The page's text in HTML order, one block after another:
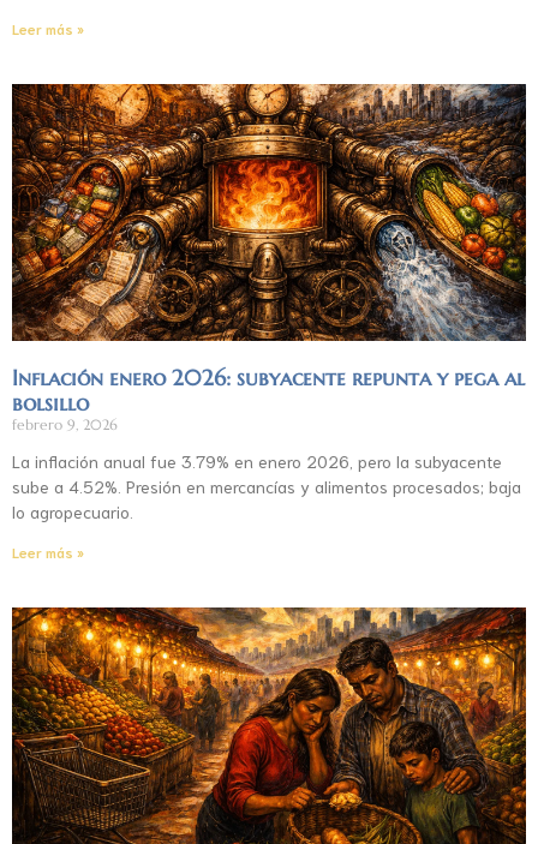
Leer más »
Inflación enero 2026: subyacente repunta y pega al
bolsillo
febrero 9, 2026
La inflación anual fue 3.79% en enero 2026, pero la subyacente
sube a 4.52%. Presión en mercancías y alimentos procesados; baja
lo agropecuario.
Leer más »